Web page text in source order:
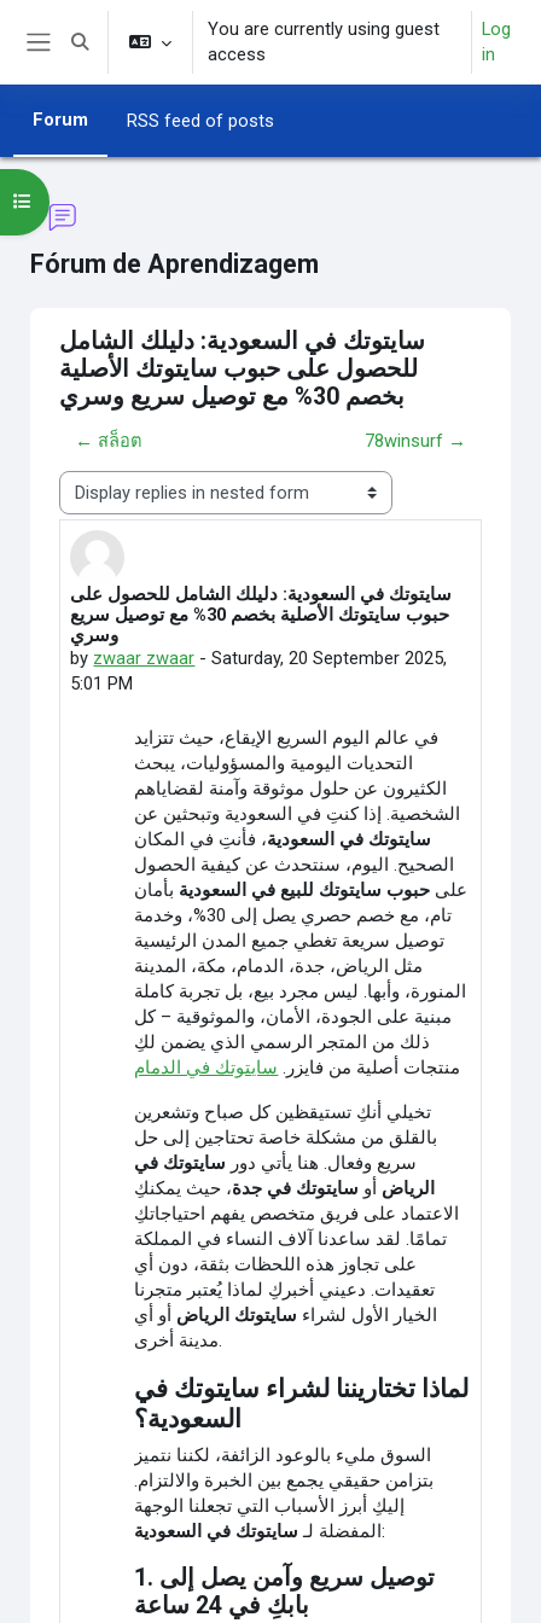
Skip to main content
Toggle search input
You are currently using guest
access
Log
in
Forum RSS feed of posts
Fórum de Aprendizagem
Open course index
سايتوتك في السعودية: دليلك الشامل
للحصول على حبوب سايتوتك الأصلية
بخصم 30% مع توصيل سريع وسري
← สล็อต 78winsurf →
Display mode
سايتوتك في السعودية: دليلك الشامل للحصول على
حبوب سايتوتك الأصلية بخصم 30% مع توصيل سريع
وسري
by zwaar zwaar -Saturday, 20 September 2025,
5:01 PM
Number of replies: 0
في عالم اليوم السريع الإيقاع، حيث تتزايد
التحديات اليومية والمسؤوليات، يبحث
الكثيرون عن حلول موثوقة وآمنة لقضاياهم
الشخصية. إذا كنتِ في السعودية وتبحثين عن
سايتوتك في السعودية، فأنتِ في المكان
الصحيح. اليوم، سنتحدث عن كيفية الحصول
على حبوب سايتوتك للبيع في السعودية بأمان
تام، مع خصم حصري يصل إلى 30%، وخدمة
توصيل سريعة تغطي جميع المدن الرئيسية
مثل الرياض، جدة، الدمام، مكة، المدينة
المنورة، وأبها. ليس مجرد بيع، بل تجربة كاملة
مبنية على الجودة، الأمان، والموثوقية – كل
ذلك من المتجر الرسمي الذي يضمن لكِ
منتجات أصلية من فايزر. سايتوتك في الدمام
تخيلي أنكِ تستيقظين كل صباح وتشعرين
بالقلق من مشكلة خاصة تحتاجين إلى حل
سريع وفعال. هنا يأتي دور سايتوتك في
الرياض أو سايتوتك في جدة، حيث يمكنكِ
الاعتماد على فريق متخصص يفهم احتياجاتكِ
تمامًا. لقد ساعدنا آلاف النساء في المملكة
على تجاوز هذه اللحظات بثقة، دون أي
تعقيدات. دعيني أخبركِ لماذا يُعتبر متجرنا
الخيار الأول لشراء سايتوتك الرياض أو أي
مدينة أخرى.
لماذا تختاريننا لشراء سايتوتك في
السعودية؟
السوق مليء بالوعود الزائفة، لكننا نتميز
بتزامن حقيقي يجمع بين الخبرة والالتزام.
إليكِ أبرز الأسباب التي تجعلنا الوجهة
المفضلة لـ سايتوتك في السعودية :
1. توصيل سريع وآمن يصل إلى
بابكِ في 24 ساعة